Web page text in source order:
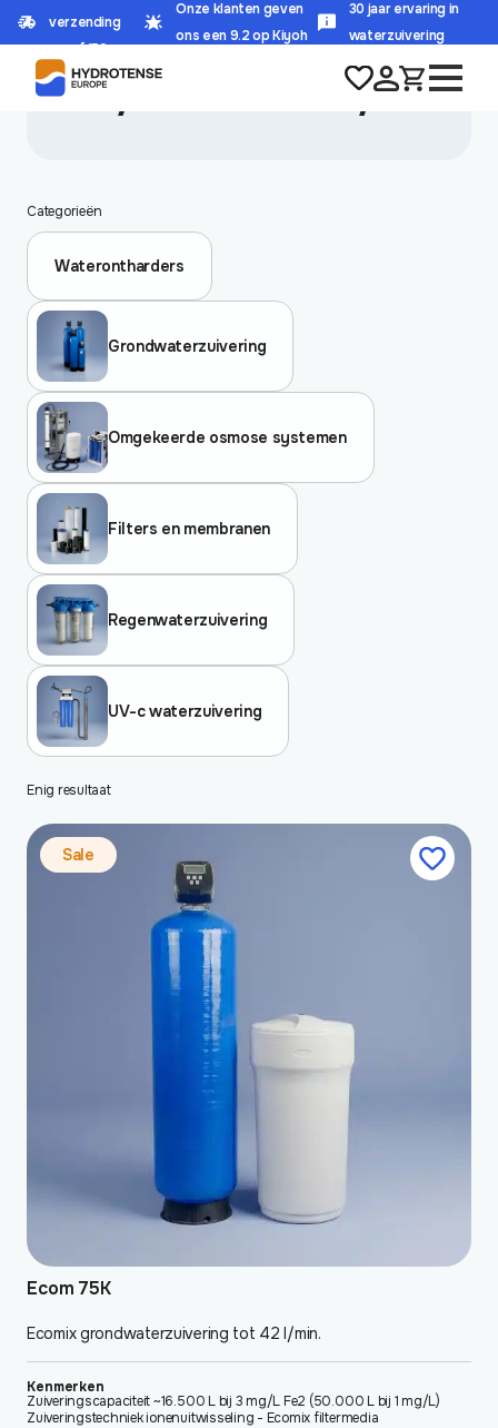
verzending
vanaf 150,-
Onze klanten geven
ons een 9.2 op Kiyoh
30 jaar ervaring in
waterzuivering
HOME/PRODUCT DOORSTROOMCAPACITEIT 42 L/MIN. - 2500 L/UUR
42 l/min. - 2500 l/uur
Categorieën
Waterontharders
Grondwaterzuivering
Omgekeerde osmose systemen
Filters en membranen
Regenwaterzuivering
UV-c waterzuivering
Enig resultaat
Ecom 75K
Ecomix grondwaterzuivering tot 42 l/min.
Kenmerken
Zuiveringscapaciteit ~16.500 L bij 3 mg/L Fe2 (50.000 L bij 1 mg/L)
Zuiveringstechniek ionenuitwisseling - Ecomix filtermedia